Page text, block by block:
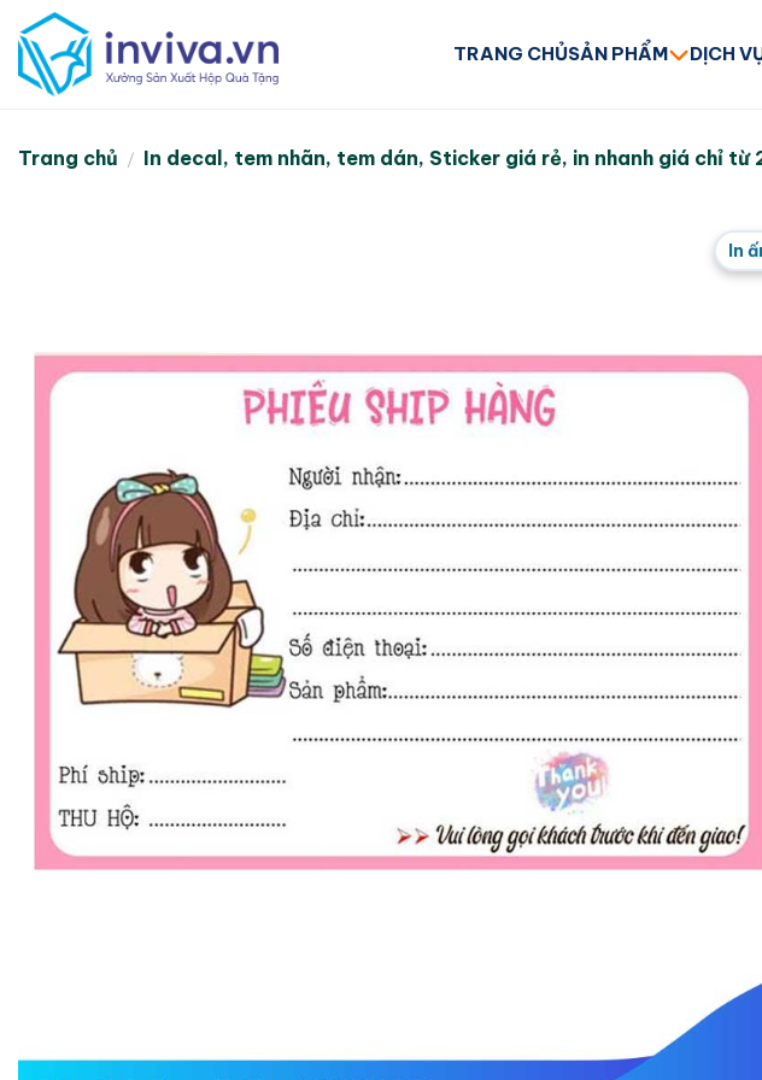
to
content
TRANG CHỦSẢN PHẨM DỊCH
Trang chủ / In decal, tem nhãn, tem dán, Sticker giá rẻ, in nhanh giá chỉ
In